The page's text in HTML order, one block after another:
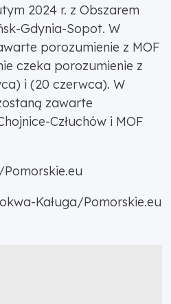
2024 r. z Obszarem
Gdynia-Sopot. W
porozumienie z MOF
czeka porozumienie z
i (20 czerwca). W
zawarte
Człuchów i MOF
Kaługa/Pomorskie.eu